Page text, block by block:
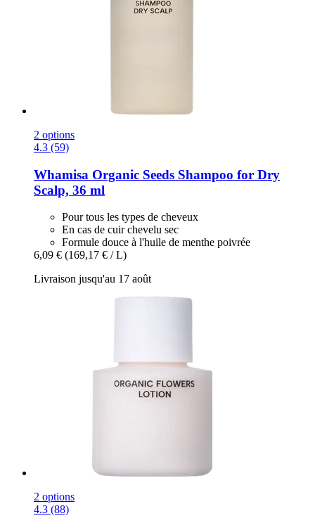
2 options
4.3 (59)
Whamisa Organic Seeds Shampoo for Dry
Scalp, 36 ml
Pour tous les types de cheveux
En cas de cuir chevelu sec
Formule douce à l'huile de menthe poivrée
6,09 € (169,17 € / L)
Livraison jusqu'au 17 août
2 options
4.3 (88)